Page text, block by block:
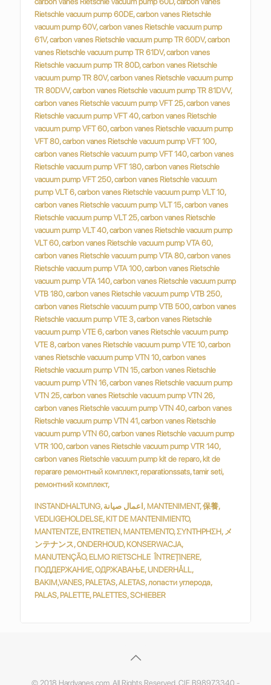
INSTANDHALTUNG, اعمال صيانة, MANTENIMENT, 保養,
VEDLIGEHOLDELSE, KIT DE MANTENIMIENTO,
MANTENTZE, ENTRETIEN, MANTEMENTO, ΣΥΝΤΗΡΗΣΗ, メ
ンテナンス, ONDERHOUD, KONSERWACJA,
MANUTENÇÃO, ELMO RIETSCHLE ÎNTREȚINERE,
ПОДДЕРЖАНИЕ, ОДРЖАВАЊЕ, UNDERHÅLL,
BAKIM,VANES, PALETAS, ALETAS, лопасти углерода,
PALAS, PALETTE, PALETTES, SCHIEBER
© 2018 Hardvanes.com. All Rights Reserved. CIF B98973340 -